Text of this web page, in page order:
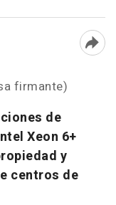
firmante)
de
Xeon 6+
y
centros de